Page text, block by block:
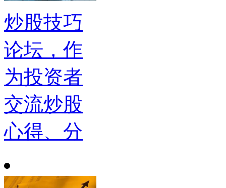
炒股技巧
论坛，作
为投资者
交流炒股
心得、分